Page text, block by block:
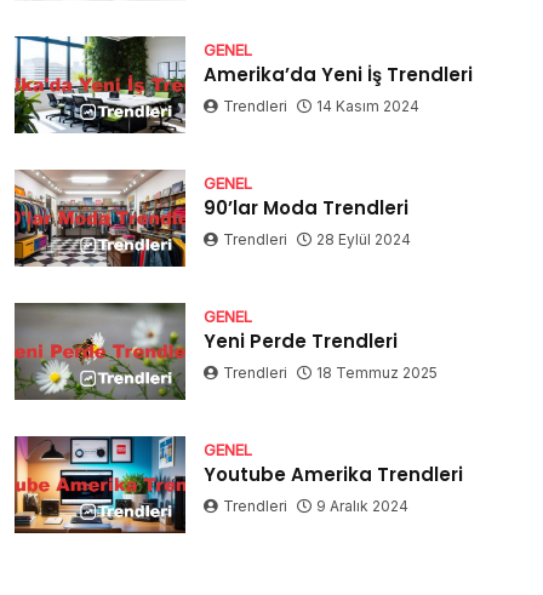
GENEL
Amerika’da Yeni İş Trendleri
Trendleri 14 Kasım 2024
GENEL
90’lar Moda Trendleri
Trendleri 28 Eylül 2024
GENEL
Yeni Perde Trendleri
Trendleri 18 Temmuz 2025
GENEL
Youtube Amerika Trendleri
Trendleri 9 Aralık 2024